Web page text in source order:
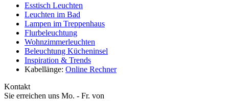
Esstisch Leuchten
Leuchten im Bad
Lampen im Treppenhaus
Flurbeleuchtung
Wohnzimmerleuchten
Beleuchtung Kücheninsel
Inspiration & Trends
Kabellänge: Online Rechner
Kontakt
Sie erreichen uns Mo. - Fr. von